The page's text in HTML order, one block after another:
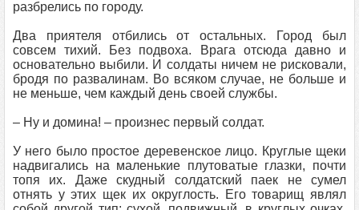
разбрелись по городу.
Два приятеля отбились от остальных. Город был
совсем тихий. Без подвоха. Врага отсюда давно и
основательно выбили. И солдаты ничем не рисковали,
бродя по развалинам. Во всяком случае, не больше и
не меньше, чем каждый день своей службы.
– Ну и домина! – произнес первый солдат.
У него было простое деревенское лицо. Круглые щеки
надвигались на маленькие плутоватые глазки, почти
топя их. Даже скудный солдатский паек не сумел
отнять у этих щек их округлость. Его товарищ являл